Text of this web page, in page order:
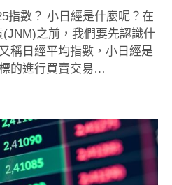
指數？ 小日經是什麼呢？在
之前，我們要先認識什
稱日經平均指數，小日經是
的進行買賣交易…